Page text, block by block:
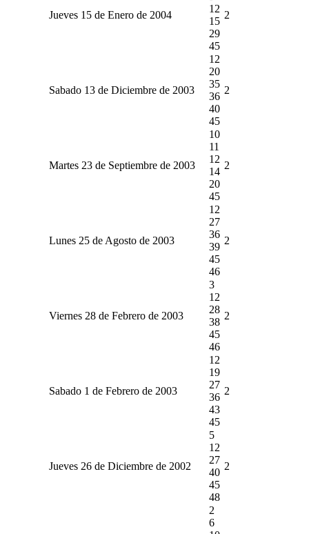
Jueves 15 de Enero de 2004
12
15
29
45
2
Sabado 13 de Diciembre de 2003
12
20
35
36
40
45
2
Martes 23 de Septiembre de 2003
10
11
12
14
20
45
2
Lunes 25 de Agosto de 2003
12
27
36
39
45
46
2
Viernes 28 de Febrero de 2003
3
12
28
38
45
46
2
Sabado 1 de Febrero de 2003
12
19
27
36
43
45
2
Jueves 26 de Diciembre de 2002
5
12
27
40
45
48
2
2
6